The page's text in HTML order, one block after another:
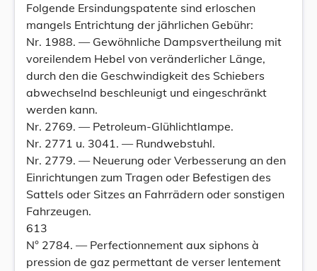
Folgende Ersindungspatente sind erloschen
mangels Entrichtung der jährlichen Gebühr:
Nr. 1988. — Gewöhnliche Dampsvertheilung mit
voreilendem Hebel von veränderlicher Länge,
durch den die Geschwindigkeit des Schiebers
abwechselnd beschleunigt und eingeschränkt
werden kann.
Nr. 2769. — Petroleum-Glühlichtlampe.
Nr. 2771 u. 3041. — Rundwebstuhl.
Nr. 2779. — Neuerung oder Verbesserung an den
Einrichtungen zum Tragen oder Befestigen des
Sattels oder Sitzes an Fahrrädern oder sonstigen
Fahrzeugen.
613
N° 2784. — Perfectionnement aux siphons à
pression de gaz permettant de verser lentement